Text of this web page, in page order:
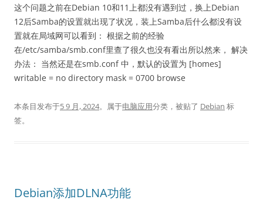
这个问题之前在Debian 10和11上都没有遇到过，换上Debian
12后Samba的设置就出现了状况，装上Samba后什么都没有设
置就在局域网可以看到： 根据之前的经验
在/etc/samba/smb.conf里查了很久也没有看出所以然来， 解决
办法： 当然还是在smb.conf 中，默认的设置为 [homes]
writable = no directory mask = 0700 browse
本条目发布于5 9 月, 2024。属于电脑应用分类，被贴了 Debian 标
签。
Debian添加DLNA功能